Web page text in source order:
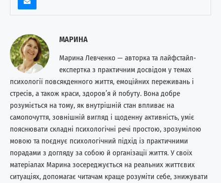
МАРИНА
Марина Левченко — авторка та лайфстайл-
експертка з практичним досвідом у темах
психології повсякденного життя, емоційних переживань і
стресів, а також краси, здоров’я й побуту. Вона добре
розуміється на тому, як внутрішній стан впливає на
самопочуття, зовнішній вигляд і щоденну активність, уміє
пояснювати складні психологічні речі простою, зрозумілою
мовою та поєднує психологічний підхід із практичними
порадами з догляду за собою й організації життя. У своїх
матеріалах Марина зосереджується на реальних життєвих
ситуаціях, допомагає читачам краще розуміти себе, знижувати